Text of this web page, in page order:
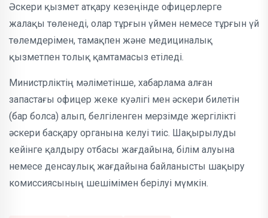
Әскери қызмет атқару кезеңінде офицерлерге
жалақы төленеді, олар тұрғын үймен немесе тұрғын үй
төлемдерімен, тамақпен және медициналық
қызметпен толық қамтамасыз етіледі.
Министрліктің мәліметінше, хабарлама алған
запастағы офицер жеке куәлігі мен әскери билетін
(бар болса) алып, белгіленген мерзімде жергілікті
әскери басқару органына келуі тиіс. Шақырылуды
кейінге қалдыру отбасы жағдайына, білім алуына
немесе денсаулық жағдайына байланысты шақыру
комиссиясының шешімімен берілуі мүмкін.